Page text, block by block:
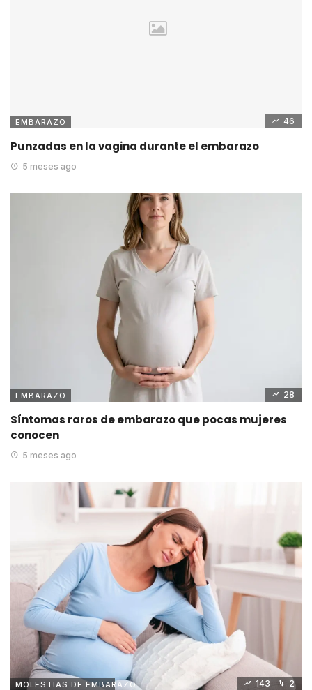
EMBARAZO 46
Punzadas en la vagina durante el embarazo
5 meses ago
EMBARAZO 28
Síntomas raros de embarazo que pocas mujeres
conocen
5 meses ago
MOLESTIAS DE EMBARAZO 143 2